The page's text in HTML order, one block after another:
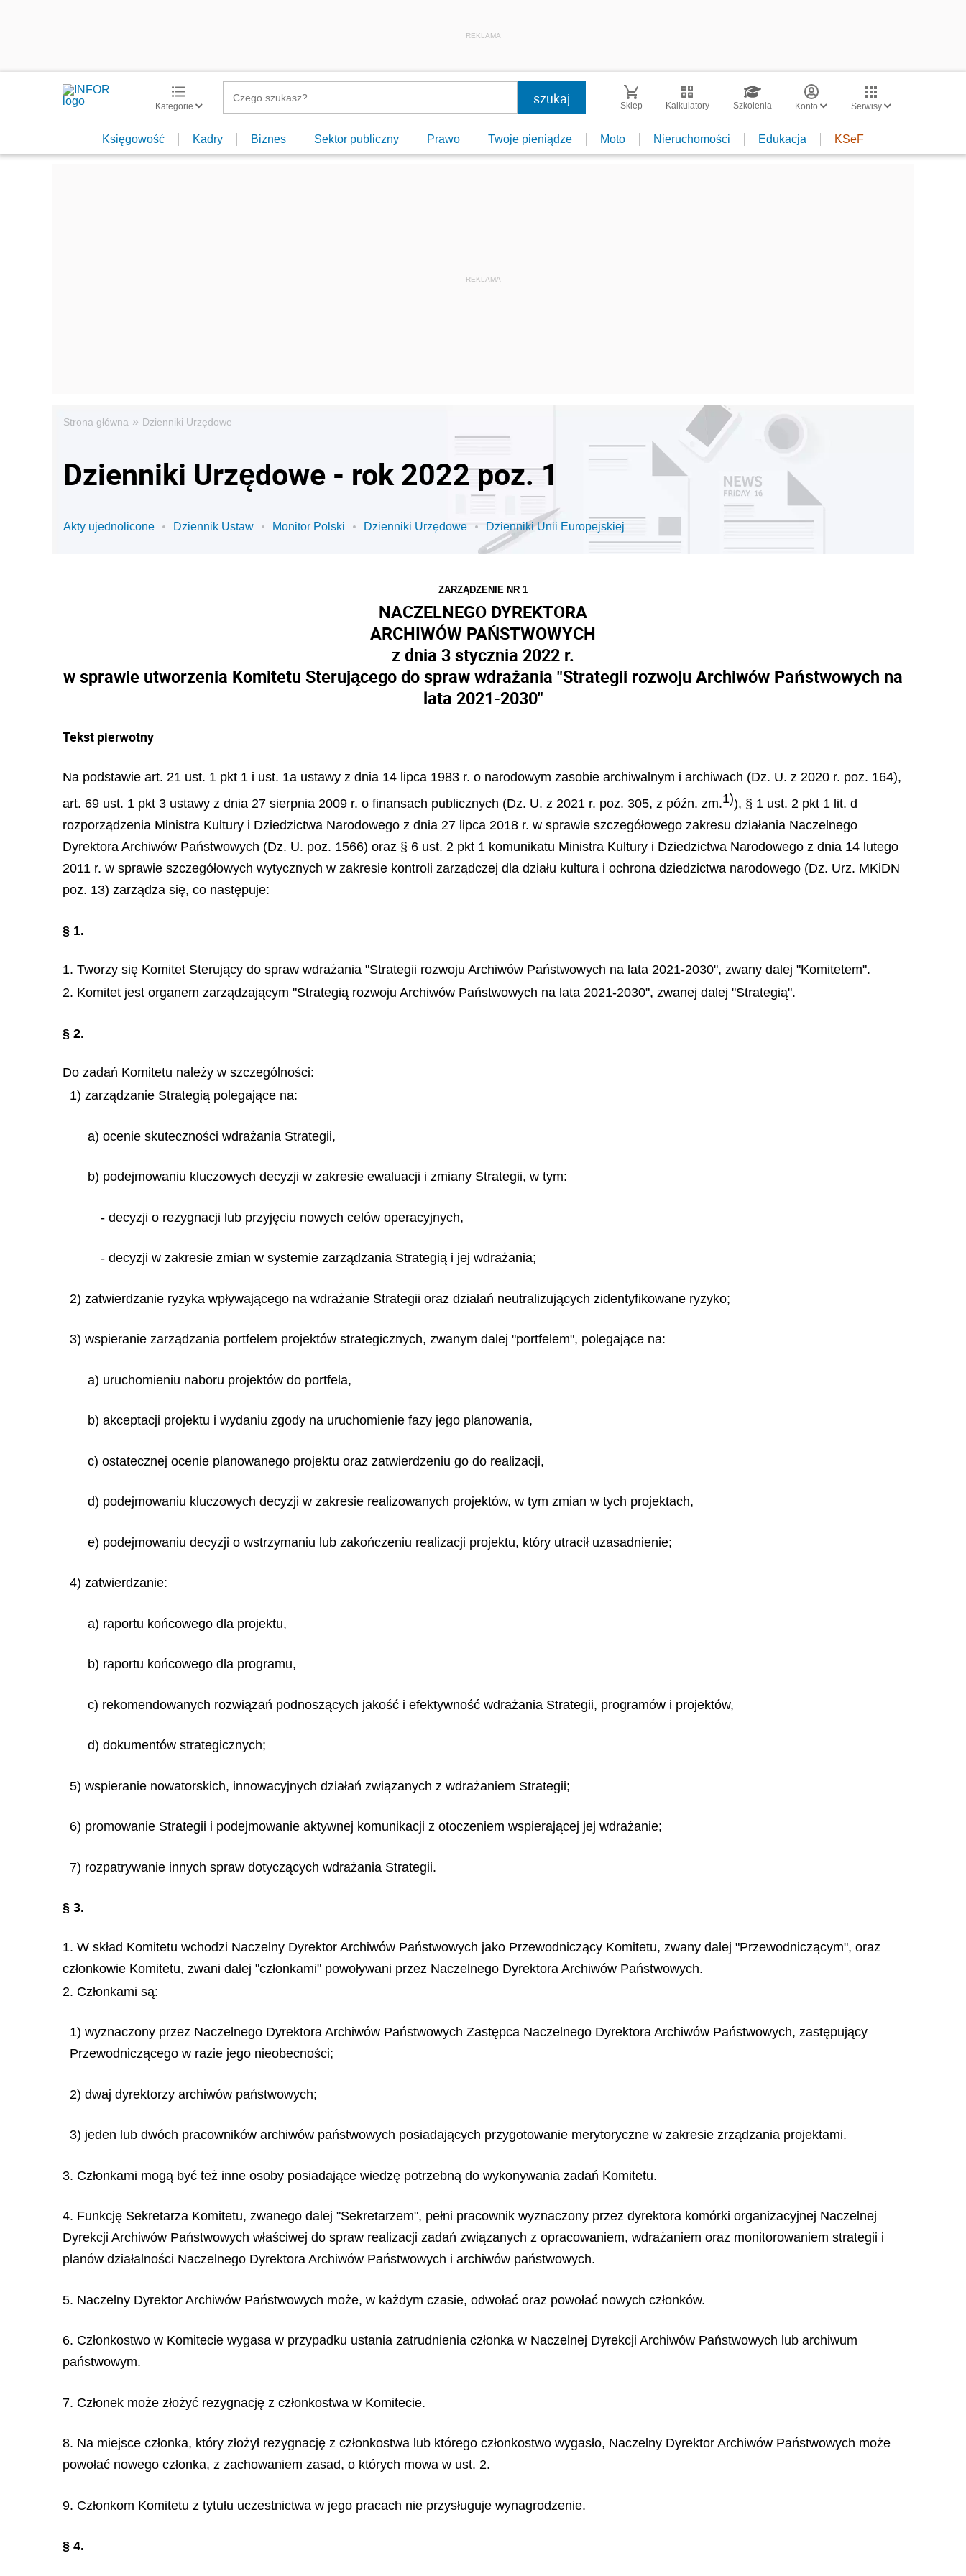
REKLAMA
Kategorie Sklep Kalkulatory Szkolenia Konto Serwisy
Księgowość Kadry Biznes Sektor publiczny Prawo Twoje pieniądze Moto Nieruchomości Edukacja KSeF
Strona główna » Dzienniki Urzędowe
Dzienniki Urzędowe - rok 2022 poz. 1
Akty ujednolicone Dziennik Ustaw Monitor Polski Dzienniki Urzędowe Dzienniki Unii Europejskiej
ZARZĄDZENIE NR 1
NACZELNEGO DYREKTORA
ARCHIWÓW PAŃSTWOWYCH
z dnia 3 stycznia 2022 r.
w sprawie utworzenia Komitetu Sterującego do spraw wdrażania "Strategii rozwoju Archiwów Państwowych na
lata 2021-2030"
Tekst pierwotny
Na podstawie art. 21 ust. 1 pkt 1 i ust. 1a ustawy z dnia 14 lipca 1983 r. o narodowym zasobie archiwalnym i archiwach (Dz. U. z 2020 r. poz. 164),
art. 69 ust. 1 pkt 3 ustawy z dnia 27 sierpnia 2009 r. o finansach publicznych (Dz. U. z 2021 r. poz. 305, z późn. zm.1)), § 1 ust. 2 pkt 1 lit. d
rozporządzenia Ministra Kultury i Dziedzictwa Narodowego z dnia 27 lipca 2018 r. w sprawie szczegółowego zakresu działania Naczelnego
Dyrektora Archiwów Państwowych (Dz. U. poz. 1566) oraz § 6 ust. 2 pkt 1 komunikatu Ministra Kultury i Dziedzictwa Narodowego z dnia 14 lutego
2011 r. w sprawie szczegółowych wytycznych w zakresie kontroli zarządczej dla działu kultura i ochrona dziedzictwa narodowego (Dz. Urz. MKiDN
poz. 13) zarządza się, co następuje:
§ 1.
1. Tworzy się Komitet Sterujący do spraw wdrażania "Strategii rozwoju Archiwów Państwowych na lata 2021-2030", zwany dalej "Komitetem".
2. Komitet jest organem zarządzającym "Strategią rozwoju Archiwów Państwowych na lata 2021-2030", zwanej dalej "Strategią".
§ 2.
Do zadań Komitetu należy w szczególności:
1) zarządzanie Strategią polegające na:
a) ocenie skuteczności wdrażania Strategii,
b) podejmowaniu kluczowych decyzji w zakresie ewaluacji i zmiany Strategii, w tym:
- decyzji o rezygnacji lub przyjęciu nowych celów operacyjnych,
- decyzji w zakresie zmian w systemie zarządzania Strategią i jej wdrażania;
2) zatwierdzanie ryzyka wpływającego na wdrażanie Strategii oraz działań neutralizujących zidentyfikowane ryzyko;
3) wspieranie zarządzania portfelem projektów strategicznych, zwanym dalej "portfelem", polegające na:
a) uruchomieniu naboru projektów do portfela,
b) akceptacji projektu i wydaniu zgody na uruchomienie fazy jego planowania,
c) ostatecznej ocenie planowanego projektu oraz zatwierdzeniu go do realizacji,
d) podejmowaniu kluczowych decyzji w zakresie realizowanych projektów, w tym zmian w tych projektach,
e) podejmowaniu decyzji o wstrzymaniu lub zakończeniu realizacji projektu, który utracił uzasadnienie;
4) zatwierdzanie:
a) raportu końcowego dla projektu,
b) raportu końcowego dla programu,
c) rekomendowanych rozwiązań podnoszących jakość i efektywność wdrażania Strategii, programów i projektów,
d) dokumentów strategicznych;
5) wspieranie nowatorskich, innowacyjnych działań związanych z wdrażaniem Strategii;
6) promowanie Strategii i podejmowanie aktywnej komunikacji z otoczeniem wspierającej jej wdrażanie;
7) rozpatrywanie innych spraw dotyczących wdrażania Strategii.
§ 3.
1. W skład Komitetu wchodzi Naczelny Dyrektor Archiwów Państwowych jako Przewodniczący Komitetu, zwany dalej "Przewodniczącym", oraz
członkowie Komitetu, zwani dalej "członkami" powoływani przez Naczelnego Dyrektora Archiwów Państwowych.
2. Członkami są:
1) wyznaczony przez Naczelnego Dyrektora Archiwów Państwowych Zastępca Naczelnego Dyrektora Archiwów Państwowych, zastępujący
Przewodniczącego w razie jego nieobecności;
2) dwaj dyrektorzy archiwów państwowych;
3) jeden lub dwóch pracowników archiwów państwowych posiadających przygotowanie merytoryczne w zakresie zrządzania projektami.
3. Członkami mogą być też inne osoby posiadające wiedzę potrzebną do wykonywania zadań Komitetu.
4. Funkcję Sekretarza Komitetu, zwanego dalej "Sekretarzem", pełni pracownik wyznaczony przez dyrektora komórki organizacyjnej Naczelnej
Dyrekcji Archiwów Państwowych właściwej do spraw realizacji zadań związanych z opracowaniem, wdrażaniem oraz monitorowaniem strategii i
planów działalności Naczelnego Dyrektora Archiwów Państwowych i archiwów państwowych.
5. Naczelny Dyrektor Archiwów Państwowych może, w każdym czasie, odwołać oraz powołać nowych członków.
6. Członkostwo w Komitecie wygasa w przypadku ustania zatrudnienia członka w Naczelnej Dyrekcji Archiwów Państwowych lub archiwum
państwowym.
7. Członek może złożyć rezygnację z członkostwa w Komitecie.
8. Na miejsce członka, który złożył rezygnację z członkostwa lub którego członkostwo wygasło, Naczelny Dyrektor Archiwów Państwowych może
powołać nowego członka, z zachowaniem zasad, o których mowa w ust. 2.
9. Członkom Komitetu z tytułu uczestnictwa w jego pracach nie przysługuje wynagrodzenie.
§ 4.